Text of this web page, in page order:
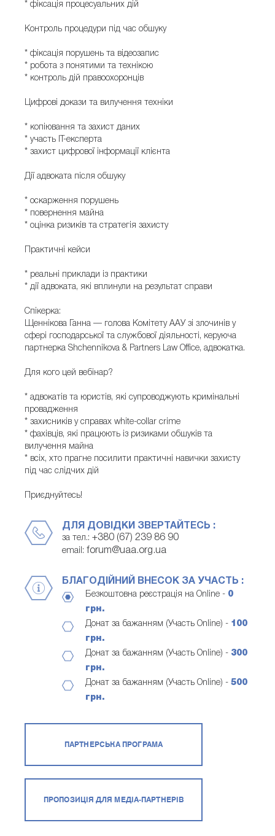
* фіксація процесуальних дій
Контроль процедури під час обшуку
* фіксація порушень та відеозапис
* робота з понятими та технікою
* контроль дій правоохоронців
Цифрові докази та вилучення техніки
* копіювання та захист даних
* участь IT-експерта
* захист цифрової інформації клієнта
Дії адвоката після обшуку
* оскарження порушень
* повернення майна
* оцінка ризиків та стратегія захисту
Практичні кейси
* реальні приклади із практики
* дії адвоката, які вплинули на результат справи
Спікерка:
Щеннікова Ганна — голова Комітету ААУ зі злочинів у
сфері господарської та службової діяльності, керуюча
партнерка Shchennikova & Partners Law Office, адвокатка.
Для кого цей вебінар?
* адвокатів та юристів, які супроводжують кримінальні
провадження
* захисників у справах white-collar crime
* фахівців, які працюють із ризиками обшуків та
вилучення майна
* всіх, хто прагне посилити практичні навички захисту
під час слідчих дій
Приєднуйтесь!
ДЛЯ ДОВІДКИ ЗВЕРТАЙТЕСЬ :
за тел.: +380 (67) 239 86 90
email: forum@uaa.org.ua
БЛАГОДІЙНИЙ ВНЕСОК ЗА УЧАСТЬ :
Безкоштовна реєстрація на Online - 0
грн.
Донат за бажанням (Участь Online) - 100
грн.
Донат за бажанням (Участь Online) - 300
грн.
Донат за бажанням (Участь Online) - 500
грн.
ПАРТНЕРСЬКА ПРОГРАМА
ПРОПОЗИЦІЯ ДЛЯ МЕДІА-ПАРТНЕРІВ